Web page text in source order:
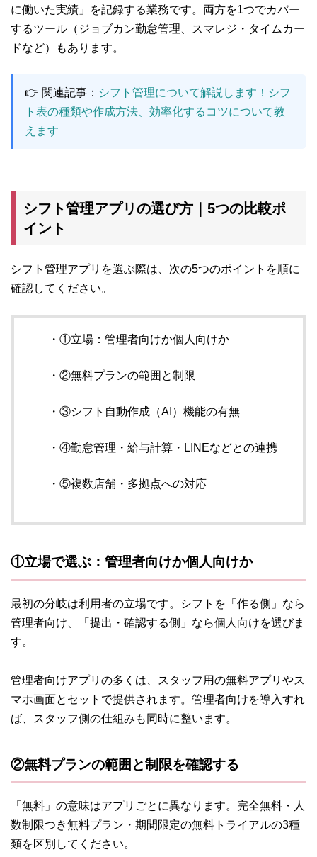
に働いた実績」を記録する業務です。両方を1つでカバー
するツール（ジョブカン勤怠管理、スマレジ・タイムカー
ドなど）もあります。
👉 関連記事： シフト管理について解説します！シフ
ト表の種類や作成方法、効率化するコツについて教
えます
シフト管理アプリの選び方｜5つの比較ポ
イント
シフト管理アプリを選ぶ際は、次の5つのポイントを順に
確認してください。
・①立場：管理者向けか個人向けか
・②無料プランの範囲と制限
・③シフト自動作成（AI）機能の有無
・④勤怠管理・給与計算・LINEなどとの連携
・⑤複数店舗・多拠点への対応
①立場で選ぶ：管理者向けか個人向けか
最初の分岐は利用者の立場です。シフトを「作る側」なら
管理者向け、「提出・確認する側」なら個人向けを選びま
す。
管理者向けアプリの多くは、スタッフ用の無料アプリやス
マホ画面とセットで提供されます。管理者向けを導入すれ
ば、スタッフ側の仕組みも同時に整います。
②無料プランの範囲と制限を確認する
「無料」の意味はアプリごとに異なります。完全無料・人
数制限つき無料プラン・期間限定の無料トライアルの3種
類を区別してください。